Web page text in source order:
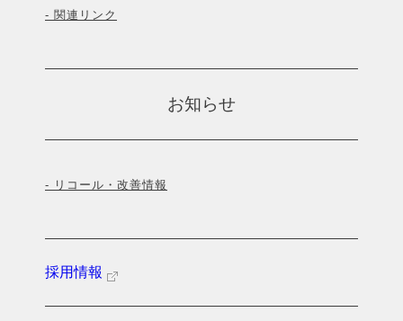
- 関連リンク
お知らせ
- リコール・改善情報
採用情報